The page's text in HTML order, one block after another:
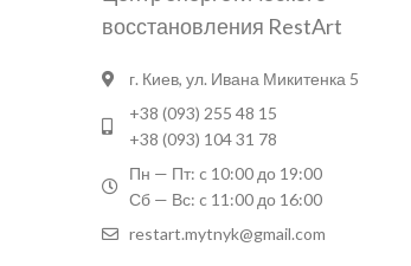
восстановления RestArt
г. Киев, ул. Ивана Микитенка 5
+38 (093) 255 48 15
+38 (093) 104 31 78
Пн — Пт: c 10:00 до 19:00
Сб — Вс: c 11:00 до 16:00
restart.mytnyk@gmail.com